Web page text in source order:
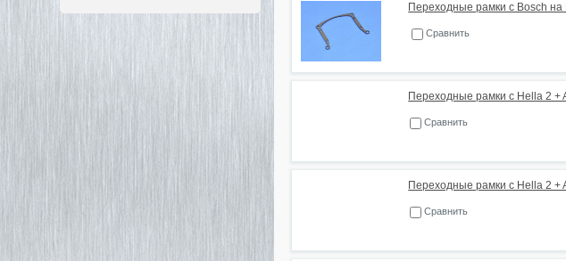
Переходные рамки с Bosch на
Сравнить
Переходные рамки с Hella 2 +
Сравнить
Переходные рамки с Hella 2 +
Сравнить